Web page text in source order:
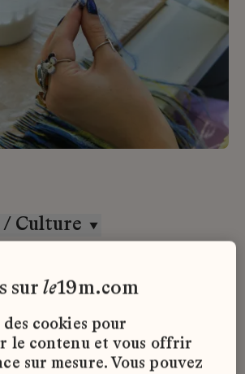
Culture
surle19m.com
cookies pour
le contenu et vous offrir
sur mesure. Vous pouvez